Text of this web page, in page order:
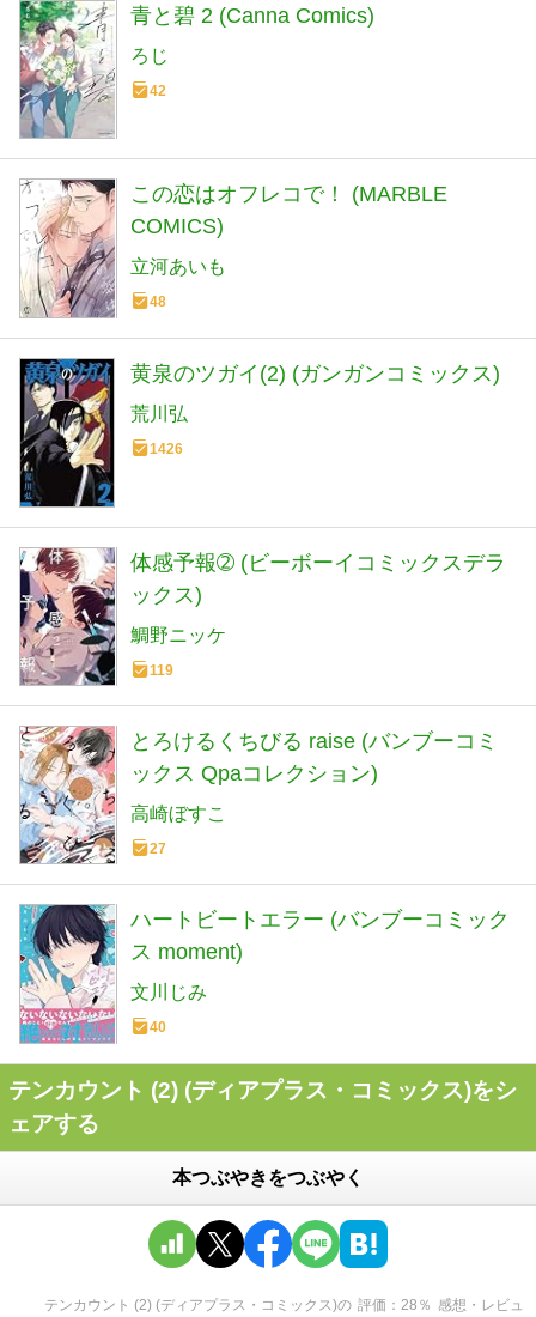
青と碧 2 (Canna Comics)
ろじ
42
この恋はオフレコで！ (MARBLE
COMICS)
立河あいも
48
黄泉のツガイ(2) (ガンガンコミックス)
荒川弘
1426
体感予報➁ (ビーボーイコミックスデラ
ックス)
鯛野ニッケ
119
とろけるくちびる raise (バンブーコミ
ックス Qpaコレクション)
高崎ぼすこ
27
ハートビートエラー (バンブーコミック
ス moment)
文川じみ
40
テンカウント (2) (ディアプラス・コミックス)をシ
ェアする
本つぶやきをつぶやく
テンカウント (2) (ディアプラス・コミックス)の 評価 28 ％ 感想・レビュ